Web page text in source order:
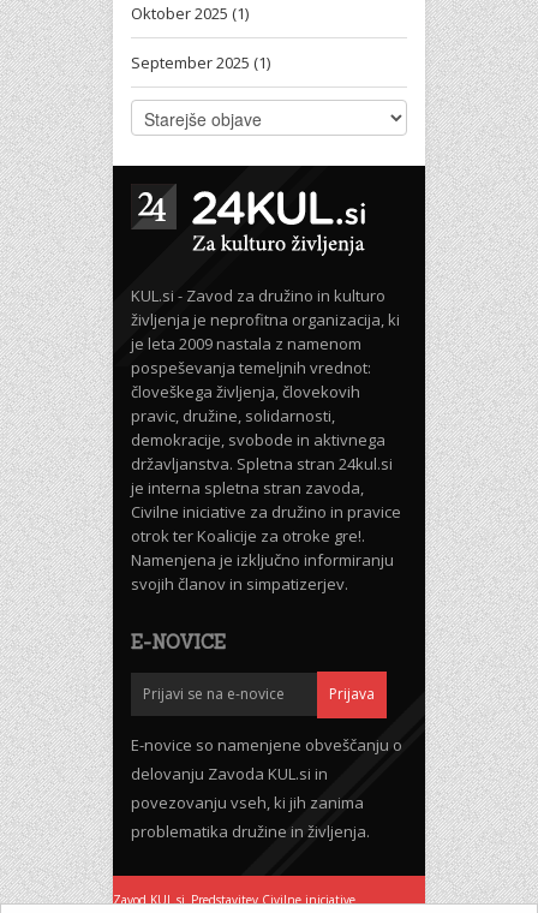
Oktober 2025 (1)
September 2025 (1)
KUL.si - Zavod za družino in kulturo
življenja je neprofitna organizacija, ki
je leta 2009 nastala z namenom
pospeševanja temeljnih vrednot:
človeškega življenja, človekovih
pravic, družine, solidarnosti,
demokracije, svobode in aktivnega
državljanstva. Spletna stran 24kul.si
je interna spletna stran zavoda,
Civilne iniciative za družino in pravice
otrok ter Koalicije za otroke gre!.
Namenjena je izključno informiranju
svojih članov in simpatizerjev.
E-NOVICE
E-novice so namenjene obveščanju o
delovanju Zavoda KUL.si in
povezovanju vseh, ki jih zanima
problematika družine in življenja.
Zavod KUL.si Predstavitev Civilne iniciative